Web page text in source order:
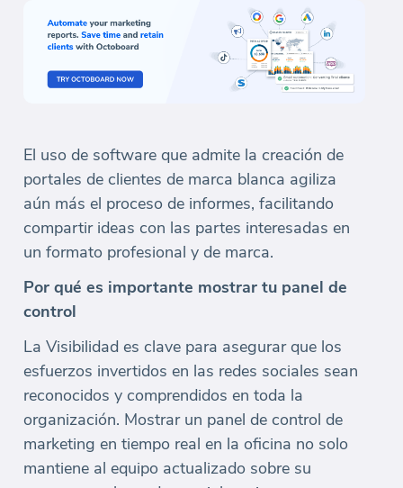
El uso de software que admite la creación de
portales de clientes de marca blanca agiliza
aún más el proceso de informes, facilitando
compartir ideas con las partes interesadas en
un formato profesional y de marca.
Por qué es importante mostrar tu panel de
control
La Visibilidad es clave para asegurar que los
esfuerzos invertidos en las redes sociales sean
reconocidos y comprendidos en toda la
organización. Mostrar un panel de control de
marketing en tiempo real en la oficina no solo
mantiene al equipo actualizado sobre su